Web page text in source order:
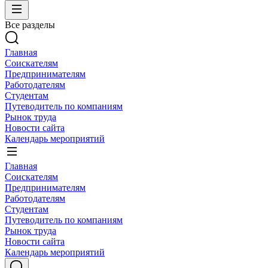
Все разделы
Главная
Соискателям
Предпринимателям
Работодателям
Студентам
Путеводитель по компаниям
Рынок труда
Новости сайта
Календарь мероприятий
Главная
Соискателям
Предпринимателям
Работодателям
Студентам
Путеводитель по компаниям
Рынок труда
Новости сайта
Календарь мероприятий